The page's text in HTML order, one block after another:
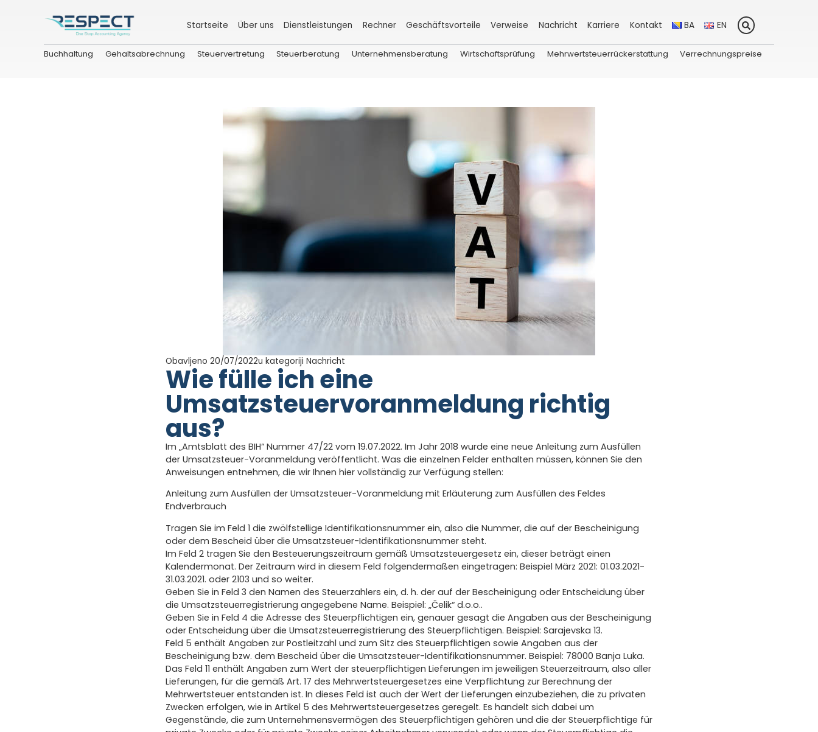
Startseite Über uns Dienstleistungen Rechner Geschäftsvorteile Verweise Nachricht Karriere Kontakt BA EN
Buchhaltung Gehaltsabrechnung Steuervertretung Steuerberatung Unternehmensberatung Wirtschaftsprüfung Mehrwertsteuerrückerstattung Verrechnungspreise
Obavljeno 20/07/2022u kategoriji Nachricht
Wie fülle ich eine
Umsatzsteuervoranmeldung richtig
aus?
Im „Amtsblatt des BIH“ Nummer 47/22 vom 19.07.2022. Im Jahr 2018 wurde eine neue Anleitung zum Ausfüllen
der Umsatzsteuer-Voranmeldung veröffentlicht. Was die einzelnen Felder enthalten müssen, können Sie den
Anweisungen entnehmen, die wir Ihnen hier vollständig zur Verfügung stellen:
Anleitung zum Ausfüllen der Umsatzsteuer-Voranmeldung mit Erläuterung zum Ausfüllen des Feldes
Endverbrauch
Tragen Sie im Feld 1 die zwölfstellige Identifikationsnummer ein, also die Nummer, die auf der Bescheinigung
oder dem Bescheid über die Umsatzsteuer-Identifikationsnummer steht.
Im Feld 2 tragen Sie den Besteuerungszeitraum gemäß Umsatzsteuergesetz ein, dieser beträgt einen
Kalendermonat. Der Zeitraum wird in diesem Feld folgendermaßen eingetragen: Beispiel März 2021: 01.03.2021-
31.03.2021. oder 2103 und so weiter.
Geben Sie in Feld 3 den Namen des Steuerzahlers ein, d. h. der auf der Bescheinigung oder Entscheidung über
die Umsatzsteuerregistrierung angegebene Name. Beispiel: „Čelik“ d.o.o..
Geben Sie in Feld 4 die Adresse des Steuerpflichtigen ein, genauer gesagt die Angaben aus der Bescheinigung
oder Entscheidung über die Umsatzsteuerregistrierung des Steuerpflichtigen. Beispiel: Sarajevska 13.
Feld 5 enthält Angaben zur Postleitzahl und zum Sitz des Steuerpflichtigen sowie Angaben aus der
Bescheinigung bzw. dem Bescheid über die Umsatzsteuer-Identifikationsnummer. Beispiel: 78000 Banja Luka.
Das Feld 11 enthält Angaben zum Wert der steuerpflichtigen Lieferungen im jeweiligen Steuerzeitraum, also aller
Lieferungen, für die gemäß Art. 17 des Mehrwertsteuergesetzes eine Verpflichtung zur Berechnung der
Mehrwertsteuer entstanden ist. In dieses Feld ist auch der Wert der Lieferungen einzubeziehen, die zu privaten
Zwecken erfolgen, wie in Artikel 5 des Mehrwertsteuergesetzes geregelt. Es handelt sich dabei um
Gegenstände, die zum Unternehmensvermögen des Steuerpflichtigen gehören und die der Steuerpflichtige für